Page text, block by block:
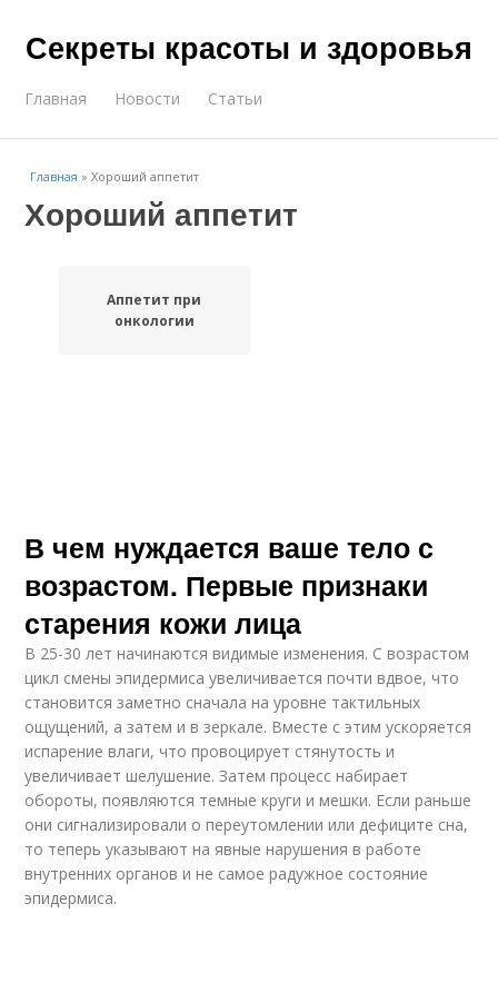
Секреты красоты и здоровья
Главная Новости Статьи
Главная »Хороший аппетит
Хороший аппетит
Аппетит при
онкологии
В чем нуждается ваше тело с
возрастом. Первые признаки
старения кожи лица
В 25-30 лет начинаются видимые изменения. С возрастом
цикл смены эпидермиса увеличивается почти вдвое, что
становится заметно сначала на уровне тактильных
ощущений, а затем и в зеркале. Вместе с этим ускоряется
испарение влаги, что провоцирует стянутость и
увеличивает шелушение. Затем процесс набирает
обороты, появляются темные круги и мешки. Если раньше
они сигнализировали о переутомлении или дефиците сна,
то теперь указывают на явные нарушения в работе
внутренних органов и не самое радужное состояние
эпидермиса.